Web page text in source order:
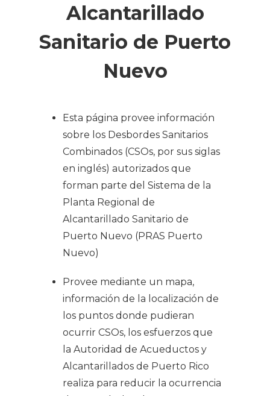
Alcantarillado
Sanitario de Puerto
Nuevo
Esta página provee información
sobre los Desbordes Sanitarios
Combinados (CSOs, por sus siglas
en inglés) autorizados que
forman parte del Sistema de la
Planta Regional de
Alcantarillado Sanitario de
Puerto Nuevo (PRAS Puerto
Nuevo)
Provee mediante un mapa,
información de la localización de
los puntos donde pudieran
ocurrir CSOs, los esfuerzos que
la Autoridad de Acueductos y
Alcantarillados de Puerto Rico
realiza para reducir la ocurrencia